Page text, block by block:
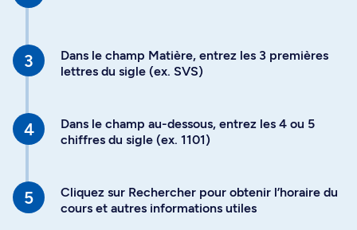
Dans le champ Matière, entrez les 3 premières
lettres du sigle (ex. SVS)
Dans le champ au-dessous, entrez les 4 ou 5
chiffres du sigle (ex. 1101)
Cliquez sur Rechercher pour obtenir l’horaire du
cours et autres informations utiles